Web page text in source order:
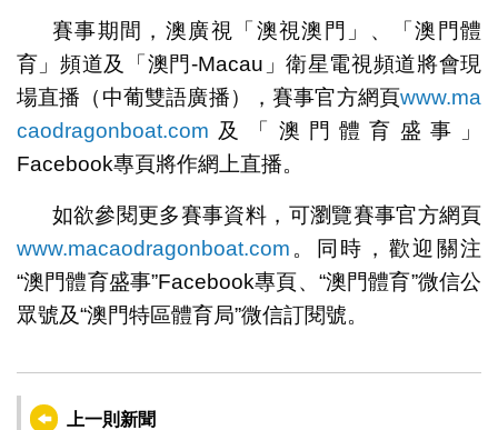
賽事期間，澳廣視「澳視澳門」、「澳門體
育」頻道及「澳門-Macau」衛星電視頻道將會現
場直播（中葡雙語廣播），賽事官方網頁www.ma
caodragonboat.com 及「澳門體育盛事」
Facebook專頁將作網上直播。
如欲參閱更多賽事資料，可瀏覽賽事官方網頁
www.macaodragonboat.com 。同時，歡迎關注
“澳門體育盛事”Facebook專頁、“澳門體育”微信公
眾號及“澳門特區體育局”微信訂閱號。
上一則新聞